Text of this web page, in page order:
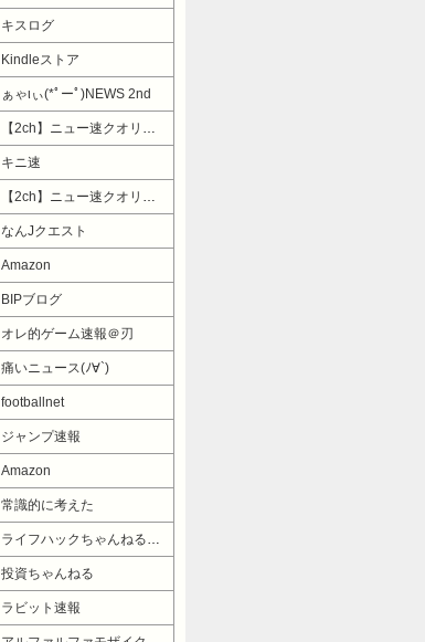
キスログ
Kindleストア
ぁゃιぃ(*ﾟーﾟ)NEWS 2nd
【2ch】ニュー速クオリティ
キニ速
【2ch】ニュー速クオリティ
なんJクエスト
Amazon
BIPブログ
オレ的ゲーム速報＠刃
痛いニュース(ﾉ∀`)
footballnet
ジャンプ速報
Amazon
常識的に考えた
ライフハックちゃんねる弐式
投資ちゃんねる
ラビット速報